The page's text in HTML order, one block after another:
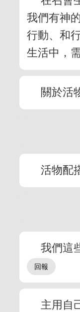
我們有神
行動、和
生活中，
關於活
活物配
我們這
主用自